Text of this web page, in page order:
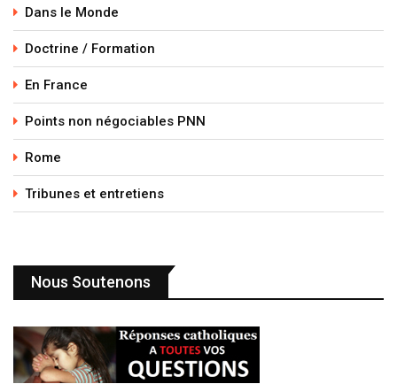
Dans le Monde
Doctrine / Formation
En France
Points non négociables PNN
Rome
Tribunes et entretiens
Nous Soutenons